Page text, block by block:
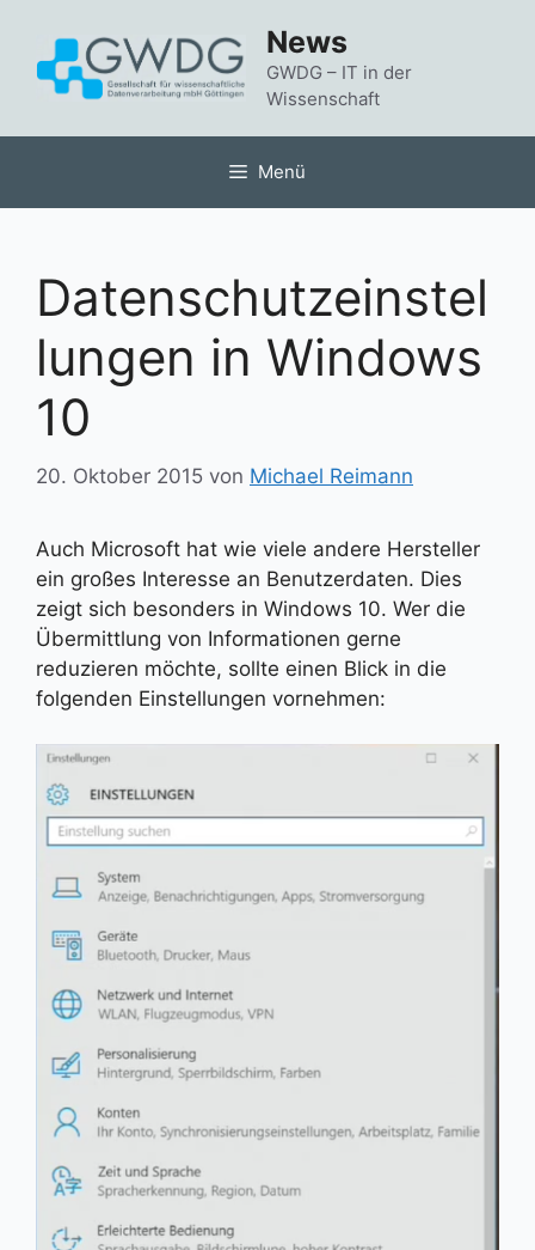
springen
News
GWDG – IT in der
Wissenschaft
Menü
Datenschutzeinstel
lungen in Windows
10
20. Oktober 2015 von Michael Reimann
Auch Microsoft hat wie viele andere Hersteller
ein großes Interesse an Benutzerdaten. Dies
zeigt sich besonders in Windows 10. Wer die
Übermittlung von Informationen gerne
reduzieren möchte, sollte einen Blick in die
folgenden Einstellungen vornehmen: